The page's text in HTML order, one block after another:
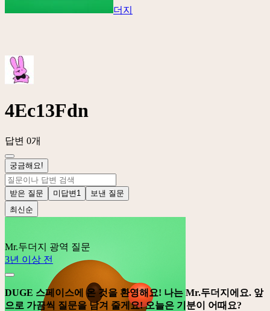
더지
4Ec13Fdn
답변 0개
궁금해요!
받은 질문 미답변 1
보낸 질문
최신순
Mr.두더지
광역 질문
3년 이상 전
DUGE 스페이스에 온 것을 환영해요! 나는 Mr.두더지에요. 앞
으로 가끔씩 질문을 남겨 줄게요! 오늘은 기분이 어때요?